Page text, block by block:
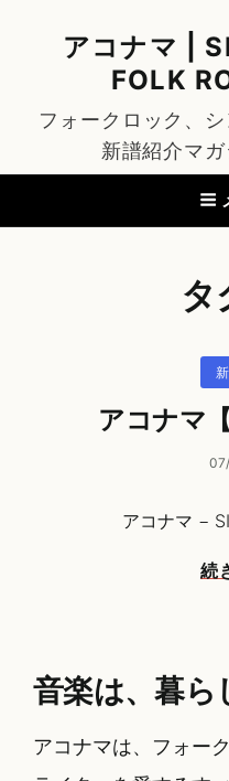
アコナマ |
FOLK
フォークロック、
新譜紹介マガ
タ
カ
リ
アコナマ
投
アコナマ −
続
音楽は、暮ら
アコナマは、フォー